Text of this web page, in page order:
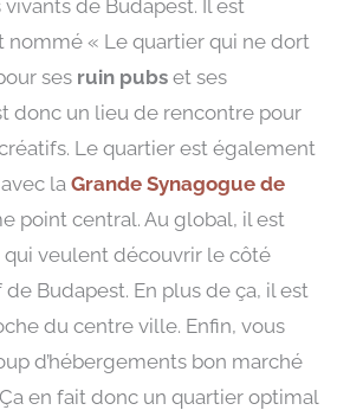
de Budapest. Il est
nommé « Le quartier qui ne dort
ses ruin pubs et ses
donc un lieu de rencontre pour
Le quartier est également
la Grande Synagogue de
point central. Au global, il est
qui veulent découvrir le côté
Budapest. En plus de ça, il est
du centre ville. Enfin, vous
d’hébergements bon marché
en fait donc un quartier optimal